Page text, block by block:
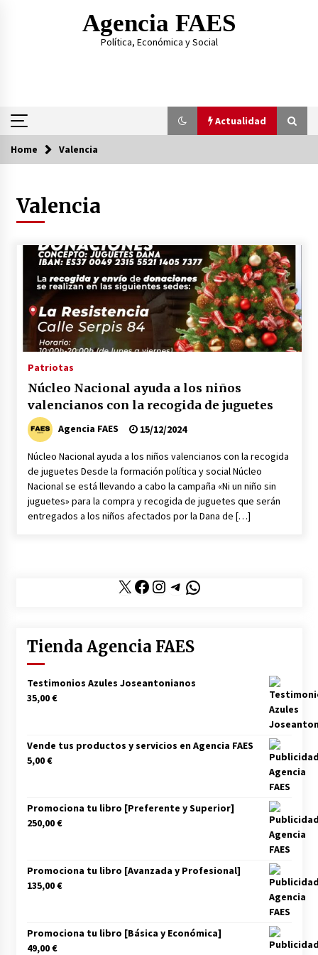
Agencia FAES
Política, Económica y Social
Actualidad
Actualidad
Al hermano de Pedro Sánchez la condena le
sale regalada
Las amenazas del hijo de Ábalos contra el PSOE
23/06/2026
La mujer de Pedro Sánchez a juicio popular se
acerca su prisión
Abascal critica la gestión del Gobierno del
PSOE con la presencia de León XIV
08/06/2026
Feijóo pide a los separatistas que le apoyen en
una moción de censura
02/06/2026
La política española al rojo vivo en la
Pedro Sánchez apoya a Zapatero como líder de
Los socios de Gobierno contra la Ley de
12/01/2026
Nacional por sus vínculos con Nicolás Maduro
09/01/2026
Las charos se manifiestan en Ferraz para
28/04/2024
Irene Montero habla de su sexualidad con
masiva
Los terroristas de ETA ganan las elecciones en
Vascongadas
22/04/2024
Home Valencia
Valencia
Patriotas
Núcleo Nacional ayuda a los niños
valencianos con la recogida de juguetes
Agencia FAES 15/12/2024
Núcleo Nacional ayuda a los niños valencianos con la recogida
de juguetes Desde la formación política y social Núcleo
Nacional se está llevando a cabo la campaña «Ni un niño sin
juguetes» para la compra y recogida de juguetes que serán
entregados a los niños afectados por la Dana de […]
X Facebook
Instagram
Telegram
WhatsApp
Tienda Agencia FAES
Testimonios Azules Joseantonianos
35,00€
Vende tus productos y servicios en Agencia FAES
5,00€
Promociona tu libro [Preferente y Superior]
250,00€
Promociona tu libro [Avanzada y Profesional]
135,00€
Promociona tu libro [Básica y Económica]
49,00€